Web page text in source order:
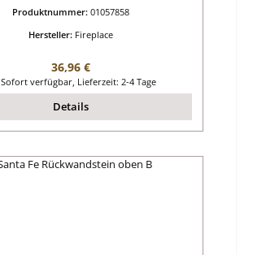
Produktnummer: 01057858
Hersteller: Fireplace
Regulärer Preis:
36,96 €
Sofort verfügbar, Lieferzeit: 2-4 Tage
Details